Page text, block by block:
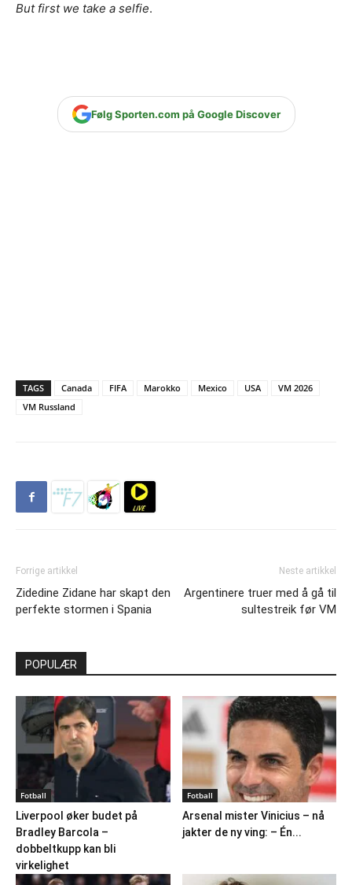
But first we take a selfie.
Følg Sporten.com på Google Discover
TAGS Canada FIFA Marokko Mexico USA
VM 2026
VM Russland
Forrige artikkel
Zidedine Zidane har skapt den
perfekte stormen i Spania
Neste artikkel
Argentinere truer med å gå til
sultestreik før VM
POPULÆR
Fotball
Liverpool øker budet på
Bradley Barcola –
dobbeltkupp kan bli
virkelighet
Fotball
Arsenal mister Vinicius – nå
jakter de ny ving: – Én...